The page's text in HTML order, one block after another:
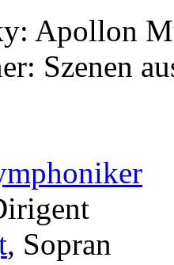
Apollon
Szenen
, Sopran